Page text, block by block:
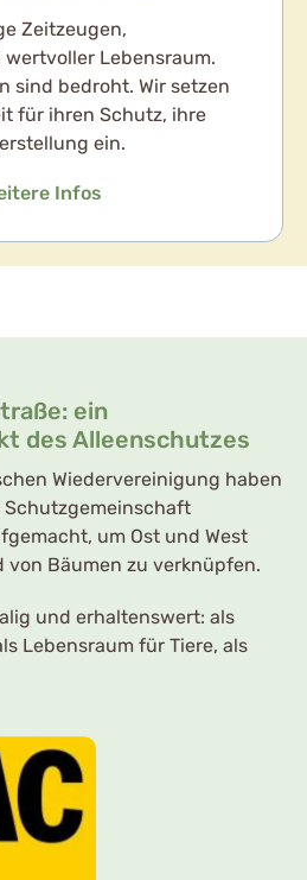
Zeitzeugen,
Lebensraum.
sind bedroht. Wir setzen
für ihren Schutz, ihre
ein.
Infos
ein
des Alleenschutzes
Wiedervereinigung haben
Schutzgemeinschaft
um Ost und West
Bäumen zu verknüpfen.
und erhaltenswert: als
Lebensraum für Tiere, als